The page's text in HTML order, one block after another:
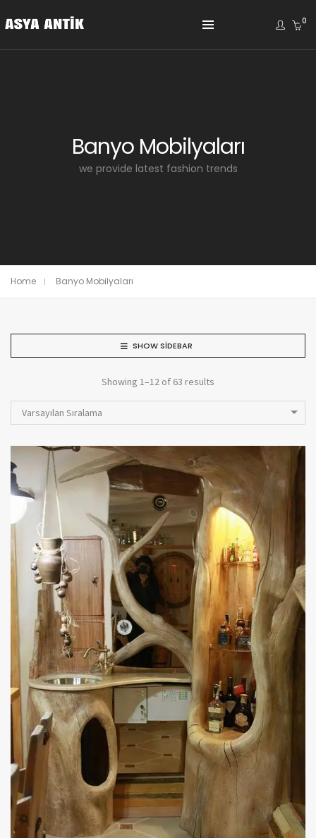
0
Banyo Mobilyaları
we provide latest fashion trends
Home Banyo Mobilyaları
SHOW SIDEBAR
Showing 1–12 of 63 results
Varsayılan Sıralama